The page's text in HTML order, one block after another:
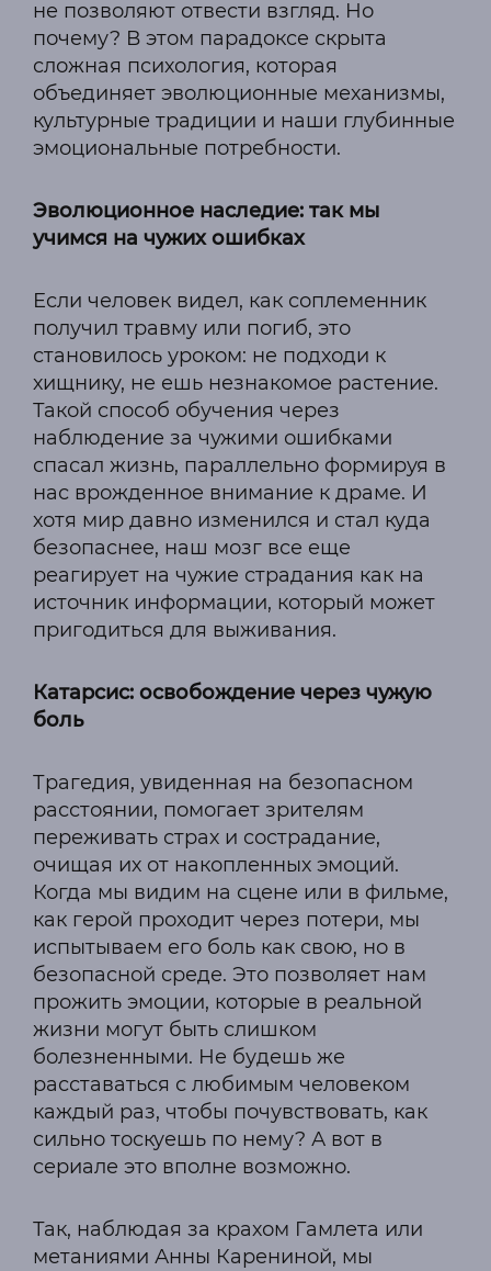
не позволяют отвести взгляд. Но
почему? В этом парадоксе скрыта
сложная психология, которая
объединяет эволюционные механизмы,
культурные традиции и наши глубинные
эмоциональные потребности.
Эволюционное наследие: так мы
учимся на чужих ошибках
Если человек видел, как соплеменник
получил травму или погиб, это
становилось уроком: не подходи к
хищнику, не ешь незнакомое растение.
Такой способ обучения через
наблюдение за чужими ошибками
спасал жизнь, параллельно формируя в
нас врожденное внимание к драме. И
хотя мир давно изменился и стал куда
безопаснее, наш мозг все еще
реагирует на чужие страдания как на
источник информации, который может
пригодиться для выживания.
Катарсис: освобождение через чужую
боль
Трагедия, увиденная на безопасном
расстоянии, помогает зрителям
переживать страх и сострадание,
очищая их от накопленных эмоций.
Когда мы видим на сцене или в фильме,
как герой проходит через потери, мы
испытываем его боль как свою, но в
безопасной среде. Это позволяет нам
прожить эмоции, которые в реальной
жизни могут быть слишком
болезненными. Не будешь же
расставаться с любимым человеком
каждый раз, чтобы почувствовать, как
сильно тоскуешь по нему? А вот в
сериале это вполне возможно.
Так, наблюдая за крахом Гамлета или
метаниями Анны Карениной, мы